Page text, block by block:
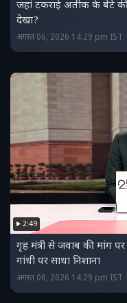
जहां टकराई अतीक के बेटे
देखा?
अगस्त 06, 2026 14:29 pm IST
2:49
गृह मंत्री से जवाब की मांग
गांधी पर साधा निशाना
अगस्त 06, 2026 14:29 pm IST